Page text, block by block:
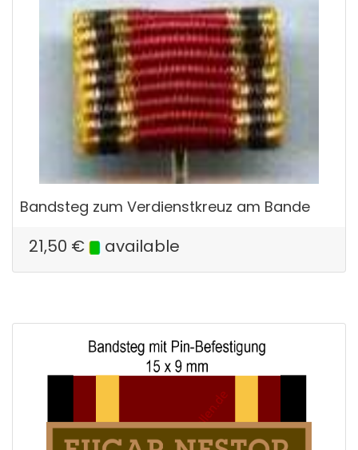
Bandsteg zum Verdienstkreuz am Bande
21,50 € available